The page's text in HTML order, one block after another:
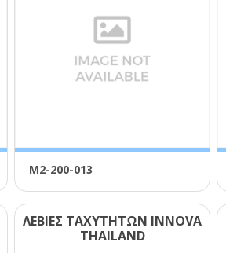
Μ2-200-013
ΛΕΒΙΕΣ ΤΑΧΥΤΗΤΩΝ ΙΝΝΟVΑ
ΤΗΑΙLΑΝD